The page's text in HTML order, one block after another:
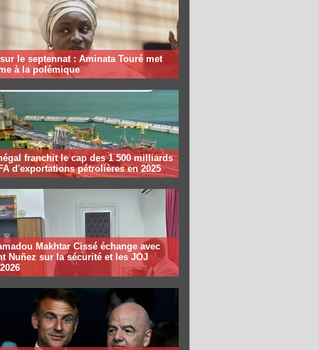
le septennat : Aminata Touré met
à la polémique
franchit le cap des 1 500 milliards
d'exportations pétrolières en 2025
Makhtar Cissé échange avec
Nuñez sur la sécurité et les JOJ